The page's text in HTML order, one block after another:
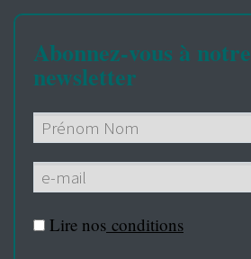
Abonnez-vous à notre
newsletter
Lire nos conditions